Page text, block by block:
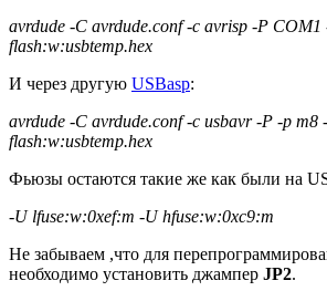
avrdude -C avrdude.conf -c avrisp -P
flash:w:usbtemp.hex
И через другую USBasp:
avrdude -C avrdude.conf -c usbavr -P -p m8
flash:w:usbtemp.hex
Фьюзы остаются такие же как были на
-U lfuse:w:0xef:m -U hfuse:w:0xc9:m
Не забываем ,что для
необходимо установить джампер JP2.